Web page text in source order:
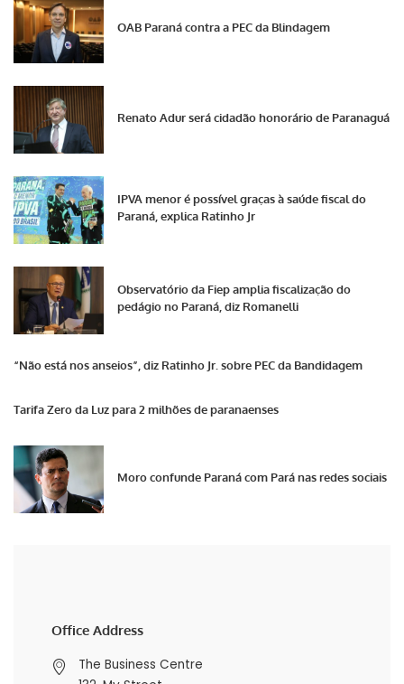
OAB Paraná contra a PEC da Blindagem
Renato Adur será cidadão honorário de Paranaguá
IPVA menor é possível graças à saúde fiscal do
Paraná, explica Ratinho Jr
Observatório da Fiep amplia fiscalização do
pedágio no Paraná, diz Romanelli
“Não está nos anseios”, diz Ratinho Jr. sobre PEC da Bandidagem
Tarifa Zero da Luz para 2 milhões de paranaenses
Moro confunde Paraná com Pará nas redes sociais
Office Address
The Business Centre